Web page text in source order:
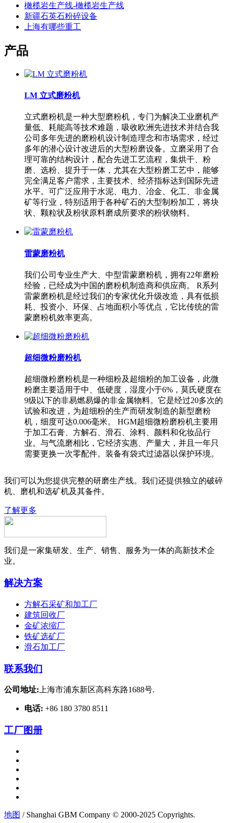
橄榄岩生产线-橄榄岩生产线
新疆石英石粉碎设备
上海有哪些重工
产品
LM 立式磨粉机
立式磨粉机是一种大型磨粉机，专门为解决工业磨机产
量低、耗能高等技术难题，吸收欧洲先进技术并结合我
公司多年先进的磨粉机设计制造理念和市场需求，经过
多年的潜心设计改进后的大型粉磨设备。立磨采用了合
理可靠的结构设计，配合先进工艺流程，集烘干、粉
磨、选粉、提升于一体，尤其在大型粉磨工艺中，能够
完全满足客户需求，主要技术、经济指标达到国际先进
水平。可广泛应用于水泥、电力、冶金、化工、非金属
矿等行业，特别适用于各种矿石的大型制粉加工，将块
状、颗粒状及粉状原料磨成所要求的粉状物料。
雷蒙磨粉机
我们公司专业生产大、中型雷蒙磨粉机，拥有22年磨粉
经验，已经成为中国的磨粉机制造商和供应商。 R系列
雷蒙磨粉机是经过我们的专家优化升级改造，具有低损
耗、投资小、环保、占地面积小等优点，它比传统的雷
蒙磨粉机效率更高。
超细微粉磨粉机
超细微粉磨粉机是一种细粉及超细粉的加工设备，此微
粉磨主要适用于中、低硬度，湿度小于6%，莫氏硬度在
9级以下的非易燃易爆的非金属物料。它是经过20多次的
试验和改进，为超细粉的生产而研发制造的新型磨粉
机，细度可达0.006毫米。 HGM超细微粉磨粉机主要用
于加工石膏、方解石、滑石、涂料、颜料和化妆品行
业。与气流磨相比，它经济实惠、产量大，并且一年只
需要更换一次零配件。装备有袋式过滤器以保护环境。
我们可以为您提供完整的研磨生产线。我们还提供独立的破碎
机、磨机和选矿机及其备件。
了解更多
我们是一家集研发、生产、销售、服务为一体的高新技术企
业。
解决方案
方解石采矿和加工厂
建筑回收厂
金矿浓缩厂
铁矿选矿厂
滑石加工厂
联系我们
公司地址: 上海市浦东新区高科东路1688号.
电话: +86 180 3780 8511
工厂图册
地图 / Shanghai GBM Company © 2000-2025 Copyrights.